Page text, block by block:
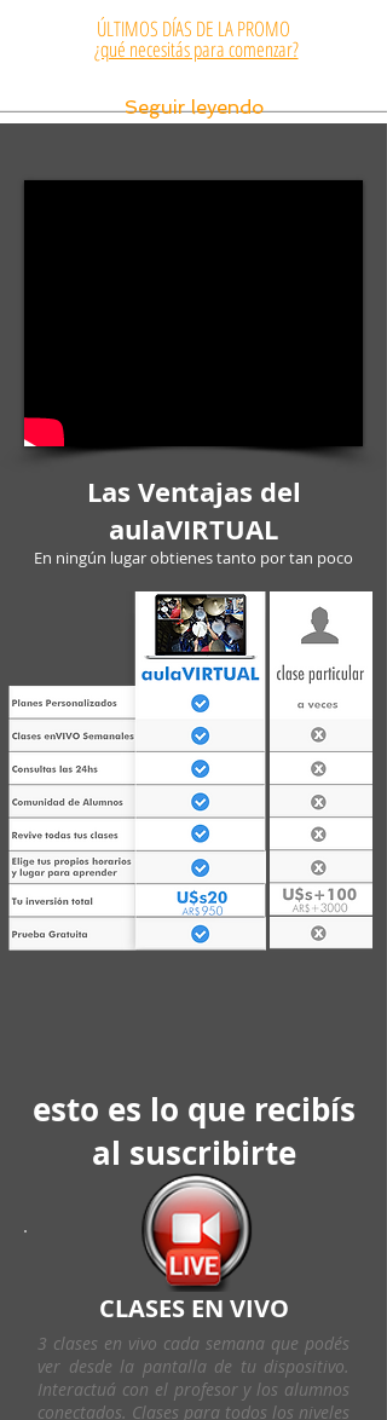
ÚLTIMOS DÍAS DE LA PROMO
¿qué necesitás para comenzar?
Seguir leyendo
Las Ventajas del
aulaVIRTUAL
En ningún lugar obtienes tanto por tan poco
esto es lo que recibís
al suscribirte
CLASES EN VIVO
3 clases en vivo cada semana que podés
ver desde la pantalla de tu dispositivo.
Interactuá con el profesor y los alumnos
conectados. Clases para todos los niveles